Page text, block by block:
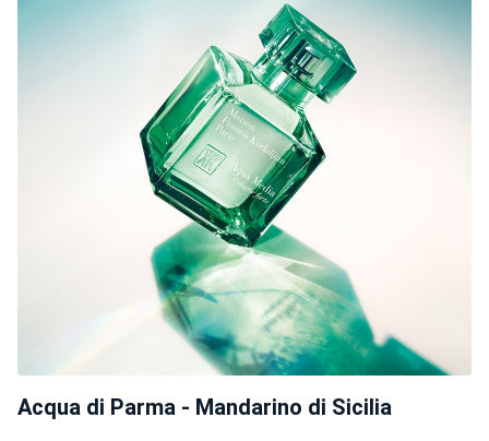
Acqua di Parma - Mandarino di Sicilia